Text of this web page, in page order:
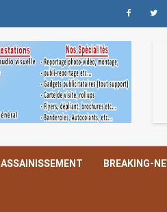
ASSAINISSEMENT BREAKING-